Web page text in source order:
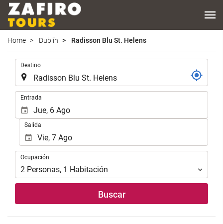
Home Dublín Radisson Blu St. Helens
Destino
Entrada
Salida
Ocupación
Ocupación
2 Personas, 1 Habitación
Buscar